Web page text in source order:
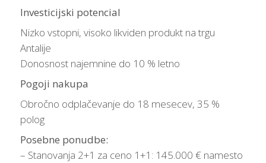
Investicijski potencial
Nizko vstopni, visoko likviden produkt na trgu
Antalije
Donosnost najemnine do 10 % letno
Pogoji nakupa
Obročno odplačevanje do 18 mesecev, 35 %
polog
Posebne ponudbe:
– Stanovanja 2+1 za ceno 1+1: 145.000 € namesto